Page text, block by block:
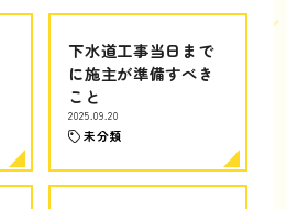
下水道工事当日まで
に施主が準備すべき
こと
2025.09.20
未分類